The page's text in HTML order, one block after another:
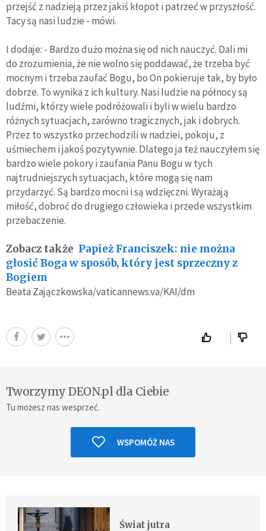
przejść z nadzieją przez jakiś kłopot i patrzeć w przyszłość.
Tacy są nasi ludzie - mówi.
I dodaje: - Bardzo dużo można się od nich nauczyć. Dali mi
do zrozumienia, że nie wolno się poddawać, że trzeba być
mocnym i trzeba zaufać Bogu, bo On pokieruje tak, by było
dobrze. To wynika z ich kultury. Nasi ludzie na północy są
ludźmi, którzy wiele podróżowali i byli w wielu bardzo
różnych sytuacjach, zarówno tragicznych, jak i dobrych.
Przez to wszystko przechodzili w nadziei, pokoju, z
uśmiechem i jakoś pozytywnie. Dlatego ja też nauczyłem się
bardzo wiele pokory i zaufania Panu Bogu w tych
najtrudniejszych sytuacjach, które mogą się nam
przydarzyć. Są bardzo mocni i są wdzięczni. Wyrażają
miłość, dobroć do drugiego człowieka i przede wszystkim
przebaczenie.
Zobacz także Papież Franciszek: nie można
głosić Boga w sposób, który jest sprzeczny z
Bogiem
Beata Zajączkowska/vaticannews.va/KAI/dm
Tworzymy DEON.pl dla Ciebie
Tu możesz nas wesprzeć.
WSPOMÓŻ NAS
Świat jutra